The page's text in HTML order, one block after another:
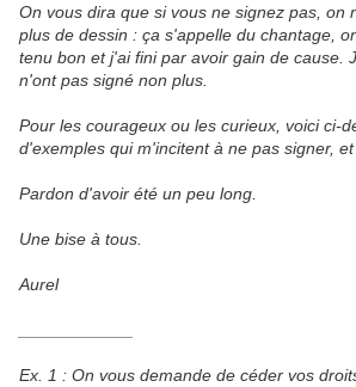
On vous dira que si vous ne signez pas, on
plus de dessin : ça s'appelle du chantage,
tenu bon et j'ai fini par avoir gain de cause.
n'ont pas signé non plus.
Pour les courageux ou les curieux, voici ci-
d'exemples qui m'incitent à ne pas signer,
Pardon d'avoir été un peu long.
Une bise à tous.
Aurel
Ex. 1 : On vous demande de céder vos